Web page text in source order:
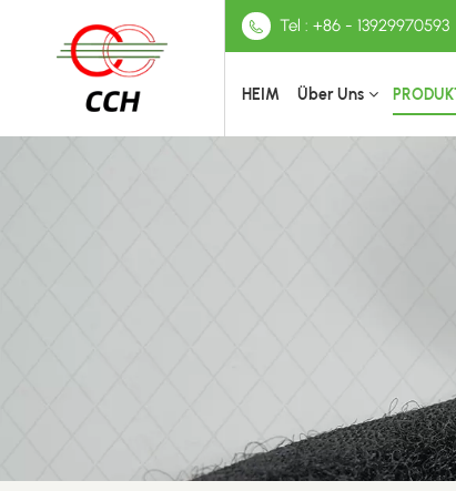
Tel : +86 - 13929970593
HEIM Über Uns